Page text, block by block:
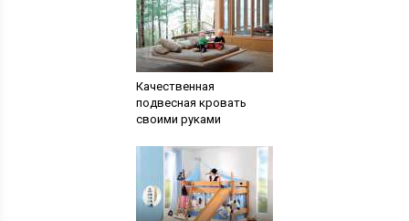
Качественная
подвесная кровать
своими руками